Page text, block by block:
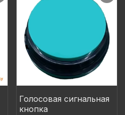
Голосовая сигнальная
кнопка